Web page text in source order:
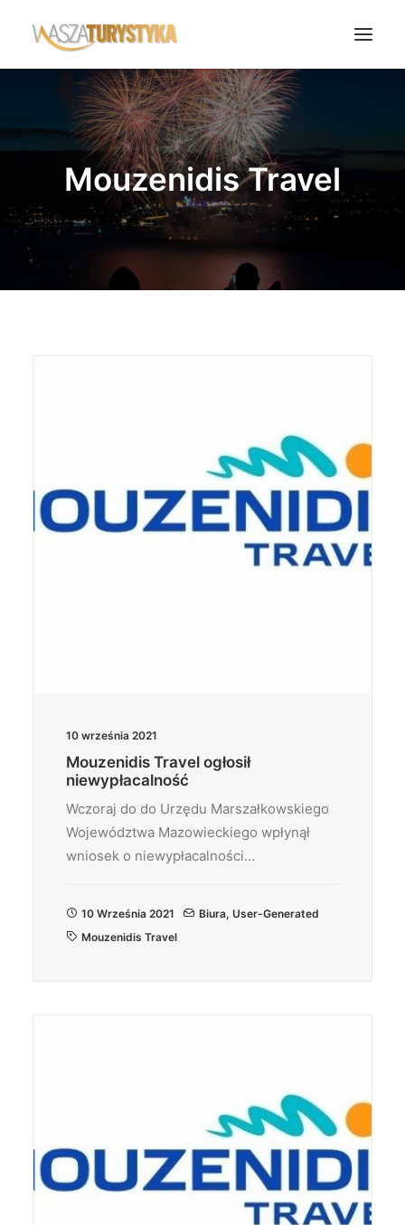
Księga wspomnień
Biura podróży
Transport
Noclegi
Polska
Świat
Mouzenidis Travel
10 września 2021
Mouzenidis Travel ogłosił
niewypłacalność
Wczoraj do do Urzędu Marszałkowskiego
Województwa Mazowieckiego wpłynął
wniosek o niewypłacalności…
10 Września 2021 Biura, User-Generated
Mouzenidis Travel